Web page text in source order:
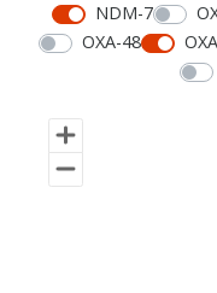
NDM-7
OXA-48